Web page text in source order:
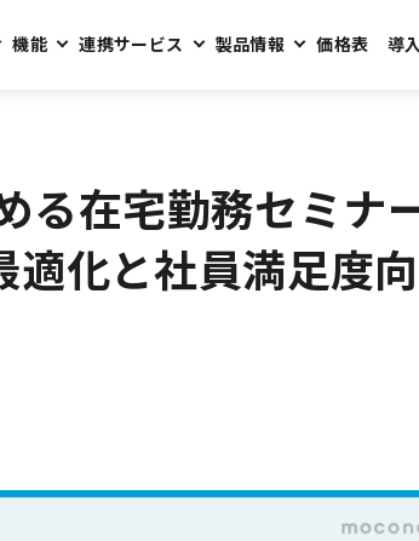
機能 連携サービス 製品情報 価格表 導
る在宅勤務セミナ
適化と社員満足度